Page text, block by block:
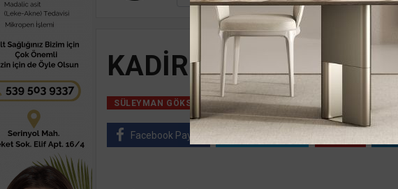
KADİR GECESİ
SÜLEYMAN GÖKSU 26 Mart, 2025, Çarşamba 11:10
Facebook Paylaş Twitter Paylaş